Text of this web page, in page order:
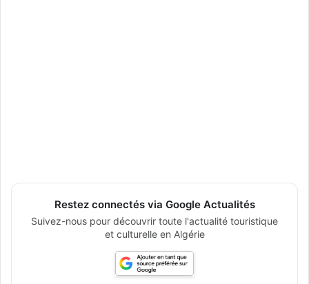
Restez connectés via Google Actualités
Suivez-nous pour découvrir toute l'actualité touristique
et culturelle en Algérie